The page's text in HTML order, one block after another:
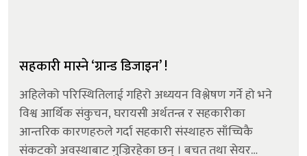
सहकारी मास्ने ‘ग्रान्ड डिजाइन’ !
अहिलेको परिस्थितिलाई गहिरो अध्ययन विश्लेषण गर्ने हो भने
विश्व आर्थिक संकुचन, घरायसी अर्थतन्त्र र सहकारीका
आन्तरिक कारणहरुले गर्दा सहकारी संस्थाहरु साँच्चिकै
संकटको अवस्थाबाट गुज्रिरहेका छन् । बचत तथा सेयर